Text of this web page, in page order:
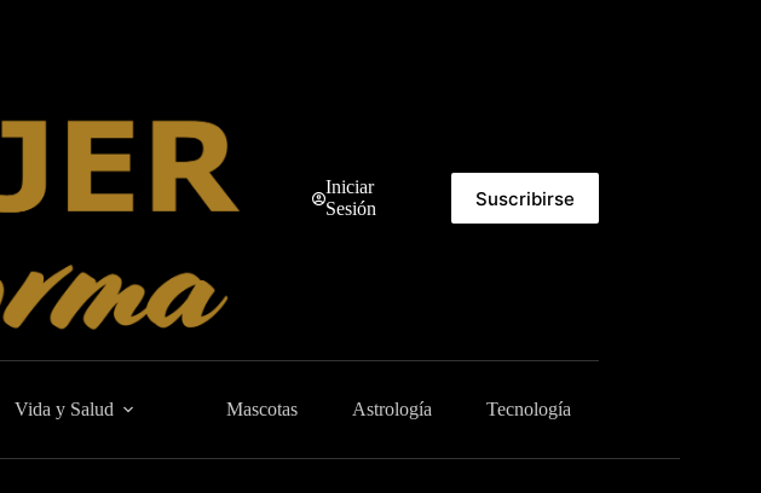
Iniciar
Sesión
Suscribirse
Vida y Salud Mascotas Astrología Tecnología